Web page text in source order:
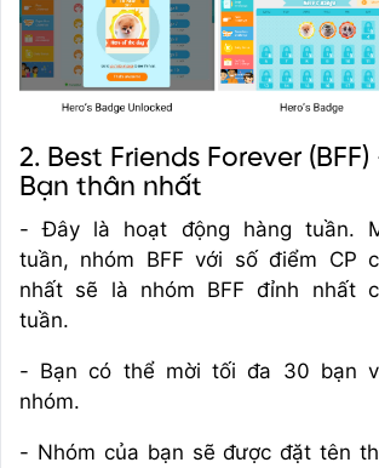
2. Best Friends Forever (BFF)
Bạn thân nhất
- Đây là hoạt động hàng tuần.
tuần, nhóm BFF với số điểm CP
nhất sẽ là nhóm BFF đỉnh nhất
tuần.
- Bạn có thể mời tối đa 30 bạn
nhóm.
- Nhóm của bạn sẽ được đặt tên